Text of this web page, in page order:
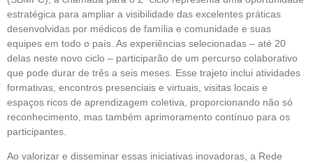
estratégica para ampliar a visibilidade das excelentes práticas
desenvolvidas por médicos de família e comunidade e suas
equipes em todo o país. As experiências selecionadas – até 20
delas neste novo ciclo – participarão de um percurso colaborativo
que pode durar de três a seis meses. Esse trajeto inclui atividades
formativas, encontros presenciais e virtuais, visitas locais e
espaços ricos de aprendizagem coletiva, proporcionando não só
reconhecimento, mas também aprimoramento contínuo para os
participantes.
Ao valorizar e disseminar essas iniciativas inovadoras, a Rede